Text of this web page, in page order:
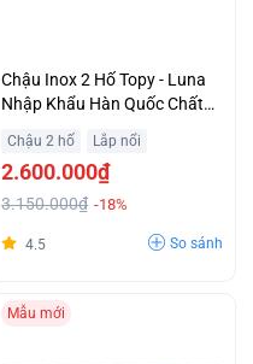
Chậu Inox 2 Hố Topy - Luna
Nhập Khẩu Hàn Quốc Chất
Chậu 2 hố Lắp nổi
2.600.000₫
3.150.000₫ -18%
4.5 So sánh
Mẫu mới